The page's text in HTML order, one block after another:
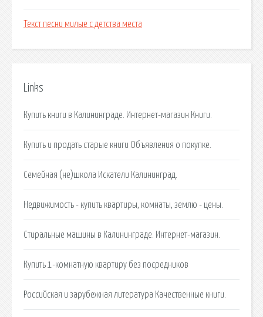
Текст песни милые с детства места
Links
Купить книги в Калининграде. Интернет-магазин Книги.
Купить и продать старые книги Объявления о покупке.
Семейная (не)школа Искатели Калининград.
Недвижимость - купить квартиры, комнаты, землю - цены.
Стиральные машины в Калининграде. Интернет-магазин.
Купить 1-комнатную квартиру без посредников
Российская и зарубежная литература Качественные книги.